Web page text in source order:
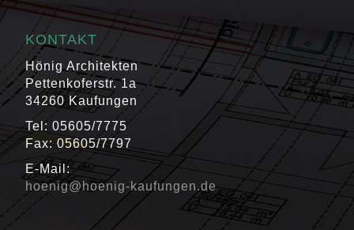
KONTAKT
Hönig Architekten
Pettenkoferstr. 1a
34260 Kaufungen
Tel: 05605/7775
Fax: 05605/7797
E-Mail:
hoenig@hoenig-kaufungen.de